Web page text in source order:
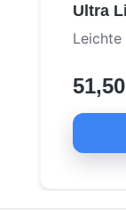
Ultra
Leichte